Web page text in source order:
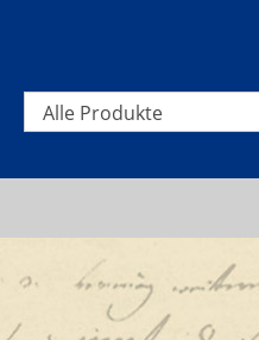
Alle Produkte